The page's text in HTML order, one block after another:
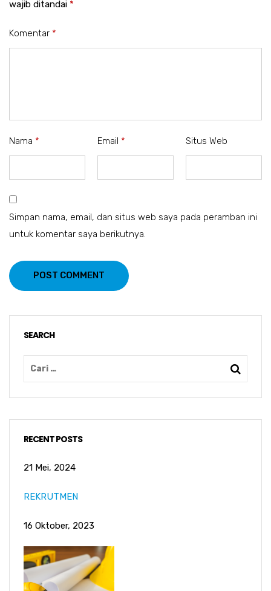
wajib ditandai *
Komentar *
Nama * Email * Situs Web
Simpan nama, email, dan situs web saya pada peramban ini
untuk komentar saya berikutnya.
POST COMMENT
SEARCH
RECENT POSTS
21 Mei, 2024
REKRUTMEN
16 Oktober, 2023